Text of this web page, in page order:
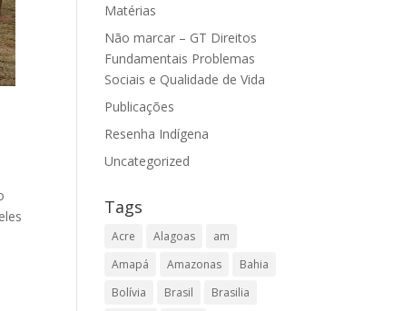
Matérias
Não marcar – GT Direitos
Fundamentais Problemas
Sociais e Qualidade de Vida
Publicações
Resenha Indígena
Uncategorized
Tags
Acre Alagoas
am
Amapá
Amazonas
Bahia
Bolívia
Brasil
Brasilia